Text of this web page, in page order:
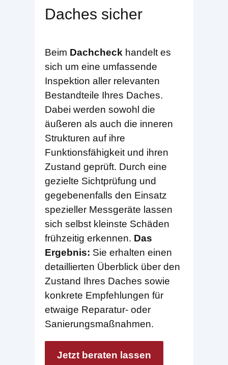
Daches sicher
Beim Dachcheck handelt es
sich um eine umfassende
Inspektion aller relevanten
Bestandteile Ihres Daches.
Dabei werden sowohl die
äußeren als auch die inneren
Strukturen auf ihre
Funktionsfähigkeit und ihren
Zustand geprüft. Durch eine
gezielte Sichtprüfung und
gegebenenfalls den Einsatz
spezieller Messgeräte lassen
sich selbst kleinste Schäden
frühzeitig erkennen. Das
Ergebnis: Sie erhalten einen
detaillierten Überblick über den
Zustand Ihres Daches sowie
konkrete Empfehlungen für
etwaige Reparatur- oder
Sanierungsmaßnahmen.
Jetzt beraten lassen